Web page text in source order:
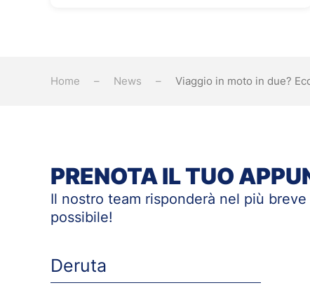
Home News Viaggio in moto in due?
PRENOTA IL TUO
Il nostro team risponderà nel più
possibile!
Deruta